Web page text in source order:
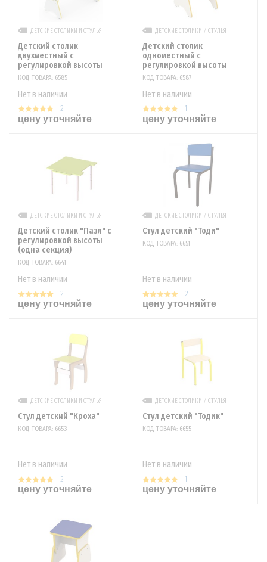
ДЕТСКИЕ СТОЛИКИ И СТУЛЬЯ
Детский столик
двухместный с
регулировкой высоты
КОД ТОВАРА: 6585
Нет в наличии
2
цену уточняйте
ДЕТСКИЕ СТОЛИКИ И СТУЛЬЯ
Детский столик
одноместный с
регулировкой высоты
КОД ТОВАРА: 6587
Нет в наличии
1
цену уточняйте
ДЕТСКИЕ СТОЛИКИ И СТУЛЬЯ
Детский столик "Пазл" с
регулировкой высоты
(одна секция)
КОД ТОВАРА: 6641
Нет в наличии
2
цену уточняйте
ДЕТСКИЕ СТОЛИКИ И СТУЛЬЯ
Стул детский "Тоди"
КОД ТОВАРА: 6651
Нет в наличии
2
цену уточняйте
ДЕТСКИЕ СТОЛИКИ И СТУЛЬЯ
Стул детский "Кроха"
КОД ТОВАРА: 6653
Нет в наличии
2
цену уточняйте
ДЕТСКИЕ СТОЛИКИ И СТУЛЬЯ
Стул детский "Тодик"
КОД ТОВАРА: 6655
Нет в наличии
1
цену уточняйте